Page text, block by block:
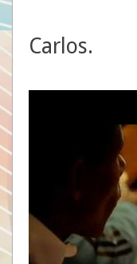
Carlos.